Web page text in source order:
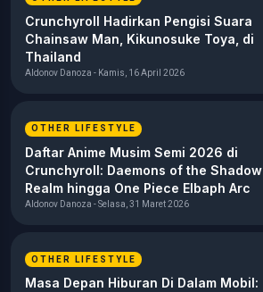
Crunchyroll Hadirkan Pengisi Suara
Chainsaw Man, Kikunosuke Toya, di
Thailand
Aldonov Danoza - Kamis, 16 April 2026
OTHER LIFESTYLE
Daftar Anime Musim Semi 2026 di
Crunchyroll: Daemons of the Shadow
Realm hingga One Piece Elbaph Arc
Aldonov Danoza - Selasa, 31 Maret 2026
OTHER LIFESTYLE
Masa Depan Hiburan Di Dalam Mobil: